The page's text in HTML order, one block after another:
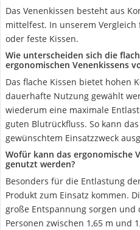
Das Venenkissen besteht aus
mittelfest. In unserem Vergleich
oder feste Kissen.
Wie unterscheiden sich die
ergonomischen Venenkissens
Das flache Kissen bietet hohen
dauerhafte Nutzung gewählt
wiederum eine maximale
guten Blutrückfluss. So kann
gewünschtem Einsatzzweck
Wofür kann das ergonomische
genutzt werden?
Besonders für die Entlastung
Produkt zum Einsatz kommen.
große Entspannung sorgen und
Personen zwischen 1,65 m und